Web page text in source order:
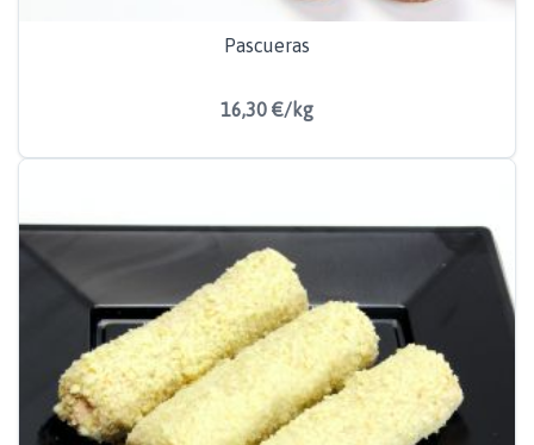
Pascueras
16,30 €/kg